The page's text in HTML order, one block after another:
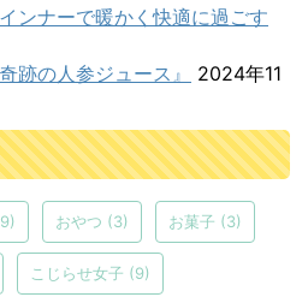
ンナーで暖かく快適に過ごす
跡の人参ジュース』
2024年11
おやつ (3) お菓子 (3)
こじらせ女子 (9)